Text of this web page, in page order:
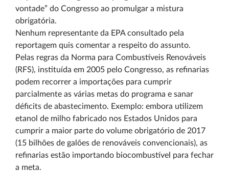
vontade” do Congresso ao promulgar a mistura
obrigatória.
Nenhum representante da EPA consultado pela
reportagem quis comentar a respeito do assunto.
Pelas regras da Norma para Combustíveis Renováveis
(RFS), instituída em 2005 pelo Congresso, as refinarias
podem recorrer a importações para cumprir
parcialmente as várias metas do programa e sanar
déficits de abastecimento. Exemplo: embora utilizem
etanol de milho fabricado nos Estados Unidos para
cumprir a maior parte do volume obrigatório de 2017
(15 bilhões de galões de renováveis convencionais), as
refinarias estão importando biocombustível para fechar
a meta.